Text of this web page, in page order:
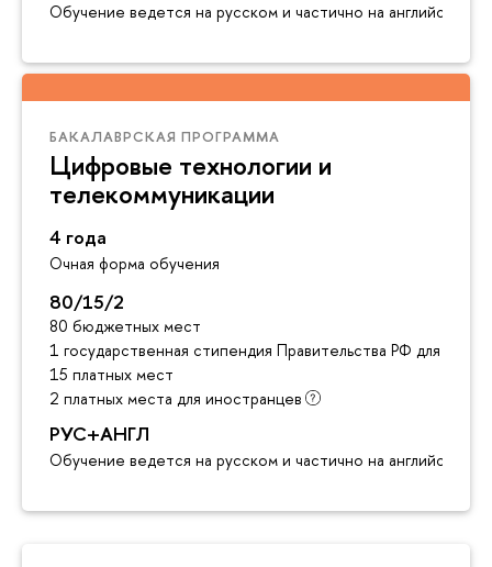
Обучение ведется на русском и частично на английском
БАКАЛАВРСКАЯ ПРОГРАММА
Цифровые технологии и
телекоммуникации
4 года
Очная форма обучения
80/15/2
80 бюджетных мест
1 государственная стипендия Правительства РФ для
15 платных мест
2 платных места для иностранцев
РУС+АНГЛ
Обучение ведется на русском и частично на английском